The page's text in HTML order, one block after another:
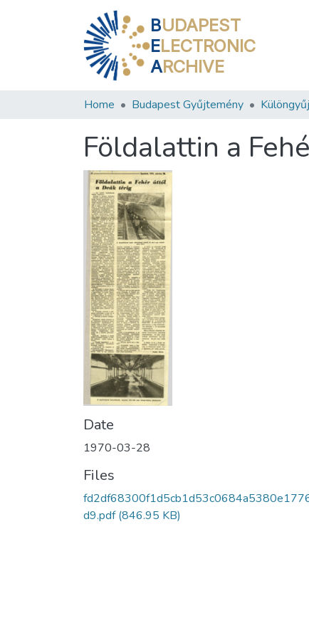
BUDAPEST
ELECTRONIC
ARCHIVE
Home Budapest Gyűjtemény
Földalattin a
Date
1970-03-28
Files
d9.pdf(846.95 KB)